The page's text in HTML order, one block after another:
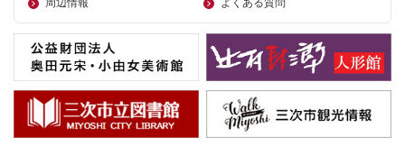
周辺情報
よくある質問